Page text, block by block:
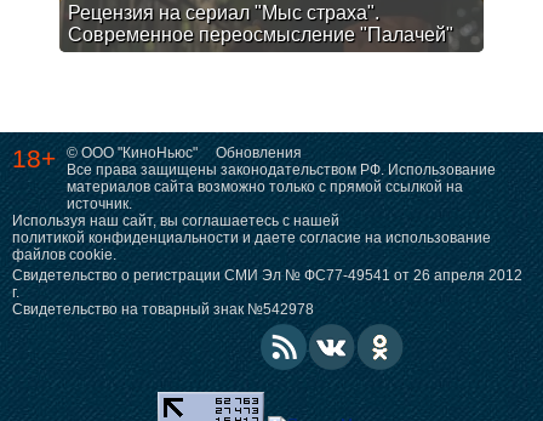
Рецензия на сериал "Мыс страха".
Современное переосмысление "Палачей"
18+ © ООО "КиноНьюс"
Обновления
Все права защищены законодательством РФ. Использование
материалов сайта возможно только с прямой ссылкой на
источник.
Используя наш сайт, вы соглашаетесь с нашей
политикой конфиденциальности и даете согласие на использование
файлов cookie.
Свидетельство о регистрации СМИ Эл № ФС77-49541 от 26 апреля 2012
г.
Свидетельство на товарный знак №542978